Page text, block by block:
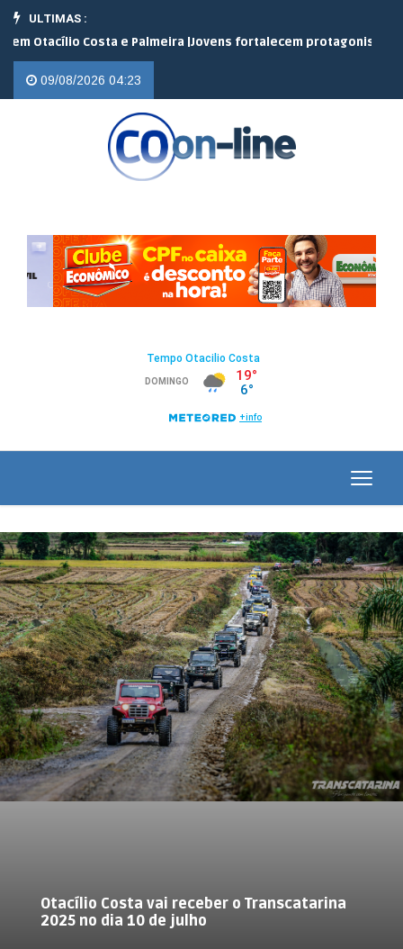
ULTIMAS :
Costa e Palmeira |Jovens fortalecem protagonismo no
09/08/2026 04:23
Otacílio Costa vai receber o Transcatarina
2025 no dia 10 de julho